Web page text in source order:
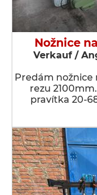
Nožnice
Verkauf /
Predám nožnice
rezu
pravítka 20-